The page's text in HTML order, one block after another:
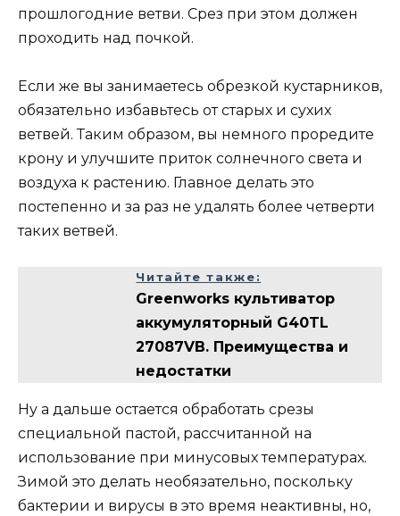
прошлогодние ветви. Срез при этом должен
проходить над почкой.
Если же вы занимаетесь обрезкой кустарников,
обязательно избавьтесь от старых и сухих
ветвей. Таким образом, вы немного проредите
крону и улучшите приток солнечного света и
воздуха к растению. Главное делать это
постепенно и за раз не удалять более четверти
таких ветвей.
Читайте также:
Greenworks культиватор
аккумуляторный G40TL
27087VB. Преимущества и
недостатки
Ну а дальше остается обработать срезы
специальной пастой, рассчитанной на
использование при минусовых температурах.
Зимой это делать необязательно, поскольку
бактерии и вирусы в это время неактивны, но,